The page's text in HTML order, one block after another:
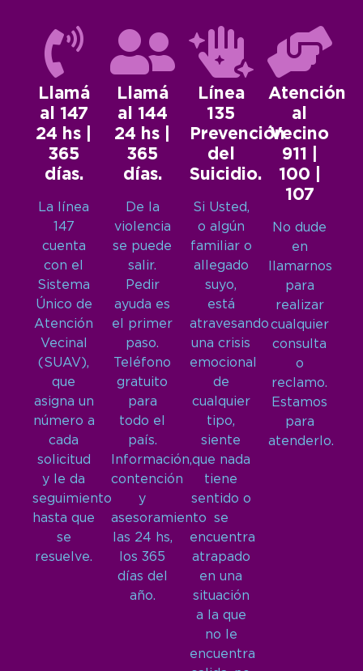
Llamá
al 147
24 hs |
365
días.
La línea
147
cuenta
con el
Sistema
Único de
Atención
Vecinal
(SUAV),
que
asigna un
número a
cada
solicitud
y le da
seguimiento
hasta que
se
resuelve.
Llamá
al 144
24 hs |
365
días.
De la
violencia
se puede
salir.
Pedir
ayuda es
el primer
paso.
Teléfono
gratuito
para
todo el
país.
Información,
contención
y
asesoramiento
las 24 hs,
los 365
días del
año.
Línea
135
Prevención
del
Suicidio.
Si Usted,
o algún
familiar o
allegado
suyo,
está
atravesando
una crisis
emocional
de
cualquier
tipo,
siente
que nada
tiene
sentido o
se
encuentra
atrapado
en una
situación
a la que
no le
encuentra
Atención
al
Vecino
911 |
100 |
107
No dude
en
llamarnos
para
realizar
cualquier
consulta
o
reclamo.
Estamos
para
atenderlo.